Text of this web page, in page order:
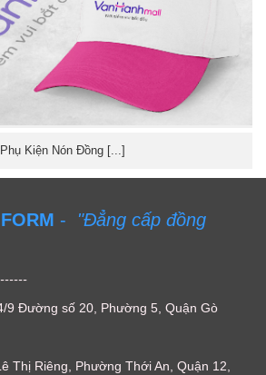
Phụ Kiện Nón Đồng [...]
- "Đẳng cấp đồng
9 Đường số 20, Phường 5, Quận Gò
Thị Riêng, Phường Thới An, Quận 12,